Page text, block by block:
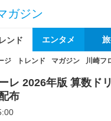
ガジン
ンド エンタメ
ジ トレンド マガジン 川崎フ
レ 2026年版 算数ド
布